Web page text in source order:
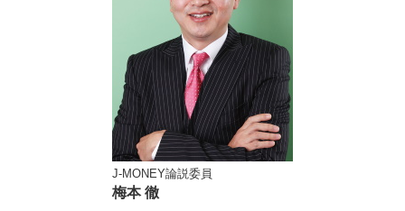
J-MONEY論説委員
梅本 徹